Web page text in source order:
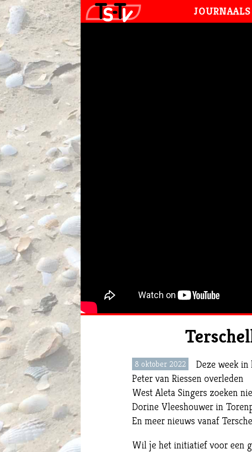
JOURNAALS
8 oktober 2022
Deze week
Peter van Riessen overleden
West Aleta Singers zoeken
Dorine Vleeshouwer in
En meer nieuws vanaf
Wil je het initiatief voor een